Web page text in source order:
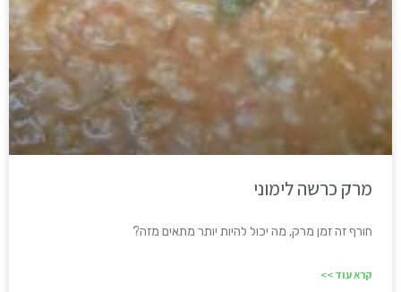
מרק כרשה לימוני
חורף זה זמן מרק, מה יכול להיות יותר מתאים מזה?
קרא עוד >>